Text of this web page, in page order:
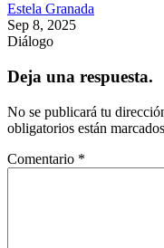
Estela Granada
Sep 8, 2025
Diálogo
Deja una respuesta.
No se publicará tu
obligatorios están marcados
Comentario *